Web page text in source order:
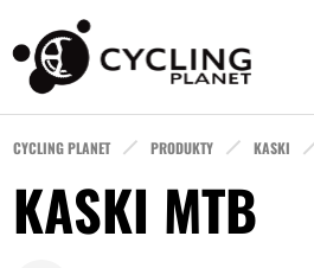
CYCLING PLANET PRODUKTY KASKI
KASKI MTB